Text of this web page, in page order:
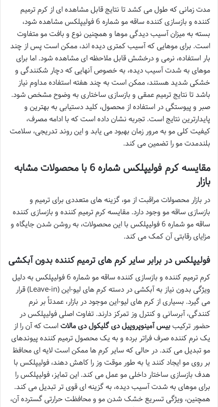
مدت زمانی که طول می کشد تا نتایج قابل مشاهده ای از کرم ترمیم
کننده و بازسازی کننده ساقه مو شماره 6 فولیپلکس مشاهده شود،
بسته به میزان آسیب دیدگی موها و همچنین نوع و بافت مو متفاوت
است. برای موهایی که آسیب کمتری دیده اند، ممکن است پس از چند
بار استفاده، نرمی و درخشش قابل ملاحظه ای مشاهده شود. اما برای
موهای به شدت آسیب دیده، به خصوص آنهایی که دچار شکنندگی و
خشکی شدید هستند، ممکن است به چند هفته استفاده مداوم نیاز
باشد تا نتایج ترمیم عمقی و بازسازی ساختاری به وضوح مشخص شود.
صبر و پیوستگی در استفاده از محصول، کلید دستیابی به بهترین و
پایدارترین نتایج است. تجربه نشان داده است که با ادامه مصرف،
کیفیت کلی مو به مرور زمان بهبود می یابد و این روند تدریجی، سلامت
بلندمدت مو را تضمین می کند.
مقایسه کرم فولیپلکس شماره 6 با محصولات مشابه
بازار
در بازار محصولات مراقبت از مو، گزینه های متعددی برای ترمیم و
بازسازی ساقه مو وجود دارد. مقایسه کرم ترمیم کننده و بازسازی کننده
ساقه مو شماره 6 فولیپلکس با این محصولات، به روشن شدن جایگاه و
مزایای رقابتی آن کمک می کند.
فولیپلکس در برابر سایر کرم های ترمیم کننده بدون آبکشی
کرم ترمیم کننده و بازسازی کننده ساقه مو شماره 6 فولیپلکس به دلیل
ویژگی بدون نیاز به آبکشی در دسته کرم های لیو-این (Leave-in) قرار
می گیرد. بسیاری از کرم های لیو-این موجود در بازار، عمدتاً بر نرم
کنندگی، آبرسانی و کنترل وز تمرکز دارند. تفاوت اصلی فولیپلکس در
حضور ترکیببیس آمینوپروپیل دی گلیکول دی مالاتاست که آن را از
یک نرم کننده صرف فراتر برده و به یک محصول ترمیم کننده پیوندهای
مو تبدیل می کند. در حالی که سایر کرم ها ممکن است لایه ای محافظ
بر روی مو ایجاد کنند یا به طور موقت وز را کاهش دهند، فولیپلکس با
هدف بازسازی ساختار داخلی مو عمل می کند. این تمایز، فولیپلکس را
برای موهای به شدت آسیب دیده، به گزینه ای قوی تر تبدیل می کند.
همچنین، ویژگی تسریع خشک شدن مو و محافظت حرارتی گسترده آن،